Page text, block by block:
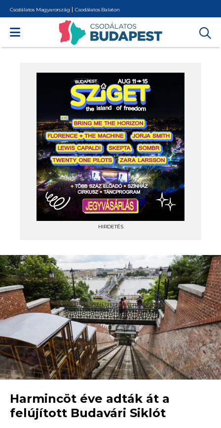
Csodálatos Magyarország Csodálatos Balaton
HIRDETÉS
Harmincöt éve adták át a
felújított Budavári Siklót